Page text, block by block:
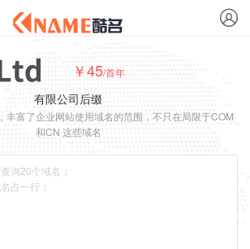
￥45/首年
有限公司后缀
丰富了企业网站使用域名的范围，不只在局限于COM
和CN 这些域名